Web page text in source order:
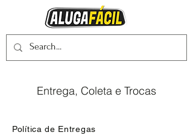
Entrega, Coleta e Trocas
Política de Entregas